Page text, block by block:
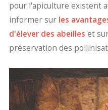
pour l'apiculture existent
informer sur les
d'élever des abeilles et
préservation des